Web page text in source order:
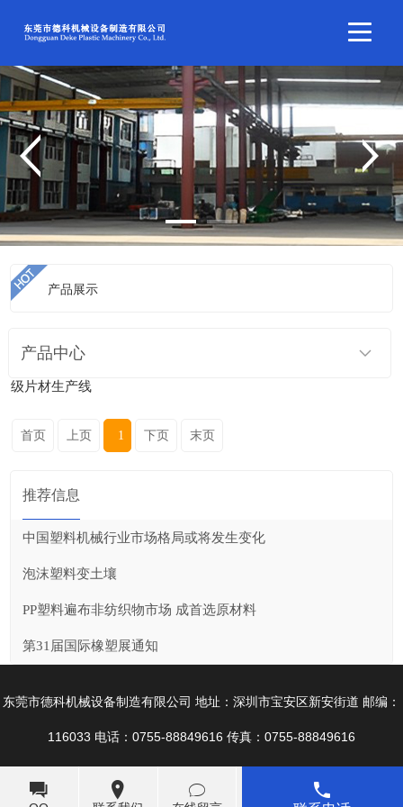
产品展示
级片材生产线
产品中心
首页 上页 1 下页 末页
推荐信息
中国塑料机械行业市场格局或将发生变化
泡沫塑料变土壤
PP塑料遍布非纺织物市场 成首选原材料
第31届国际橡塑展通知
东莞市德科机械设备制造有限公司 地址：深圳市宝安区新安街道 邮编：
116033 电话：0755-88849616 传真：0755-88849616